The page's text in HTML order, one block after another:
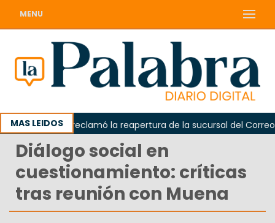
MENU
MAS LEIDOS
Odarda reclamó la reapertura de la sucursal del Correo
Diálogo social en
cuestionamiento: críticas
tras reunión con Muena